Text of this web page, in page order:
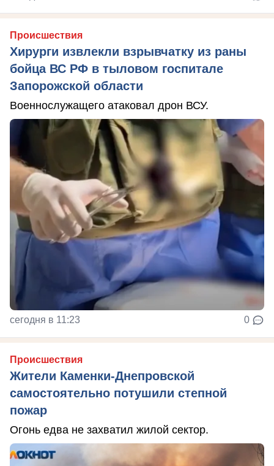
Происшествия
Хирурги извлекли взрывчатку из раны
бойца ВС РФ в тыловом госпитале
Запорожской области
Военнослужащего атаковал дрон ВСУ.
сегодня в 11:23 0
Происшествия
Жители Каменки-Днепровской
самостоятельно потушили степной
пожар
Огонь едва не захватил жилой сектор.